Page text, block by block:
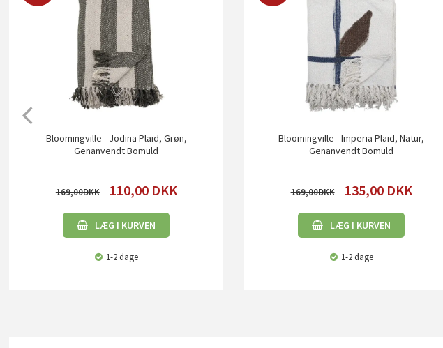
Bloomingville - Jodina Plaid, Grøn,
Genanvendt Bomuld
169,00 110,00 DKK
LÆG I KURVEN
1-2 dage
Bloomingville - Imperia Plaid, Natur,
Genanvendt Bomuld
169,00 135,00 DKK
LÆG I KURVEN
1-2 dage